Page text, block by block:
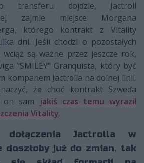
transferu dojdzie, Jactroll
zajmie miejsce Morgana
którego kontrakt z Vitality
dni. Jeśli chodzi o pozostałych
wciąż są ważne przez jeszcze rok,
"SMILEY" Granquista, który być
kompanem Jactrolla na dolnej linii.
że choć kontrakt Szweda
on sam
jakiś czas temu wyraził
Vitality.
Jactrolla w
doszłoby już do zmian, tak